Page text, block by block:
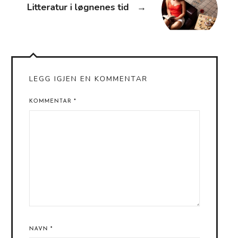
Litteratur i løgnenes tid →
LEGG IGJEN EN KOMMENTAR
KOMMENTAR *
NAVN *